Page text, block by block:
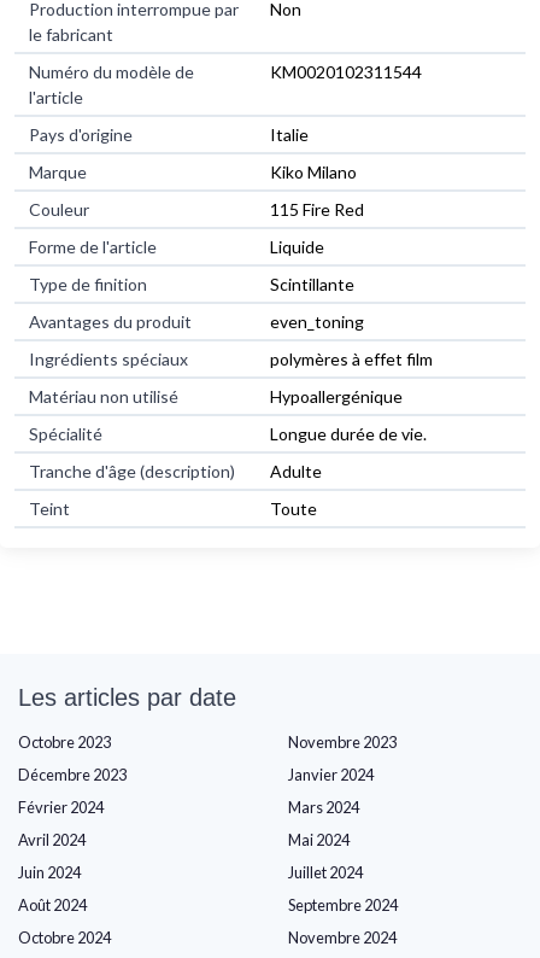
Production interrompue par
le fabricant
Non
Numéro du modèle de
l'article
KM0020102311544
Pays d'origine
Italie
Marque
Kiko Milano
Couleur
115 Fire Red
Forme de l'article
Liquide
Type de finition
Scintillante
Avantages du produit
even_toning
Ingrédients spéciaux
polymères à effet film
Matériau non utilisé
Hypoallergénique
Spécialité
Longue durée de vie.
Tranche d'âge (description)
Adulte
Teint
Toute
Les articles par date
Octobre 2023
Novembre 2023
Décembre 2023
Janvier 2024
Février 2024
Mars 2024
Avril 2024
Mai 2024
Juin 2024
Juillet 2024
Août 2024
Septembre 2024
Octobre 2024
Novembre 2024